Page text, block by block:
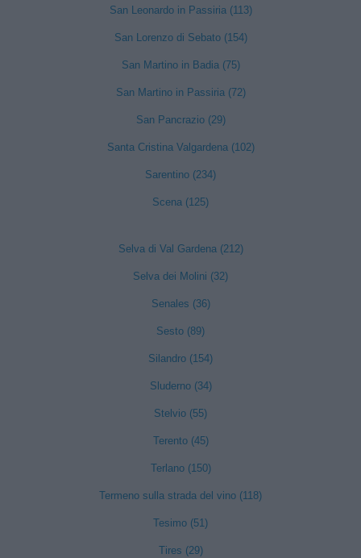
San Leonardo in Passiria (113)
San Lorenzo di Sebato (154)
San Martino in Badia (75)
San Martino in Passiria (72)
San Pancrazio (29)
Santa Cristina Valgardena (102)
Sarentino (234)
Scena (125)
Selva di Val Gardena (212)
Selva dei Molini (32)
Senales (36)
Sesto (89)
Silandro (154)
Sluderno (34)
Stelvio (55)
Terento (45)
Terlano (150)
Termeno sulla strada del vino (118)
Tesimo (51)
Tires (29)